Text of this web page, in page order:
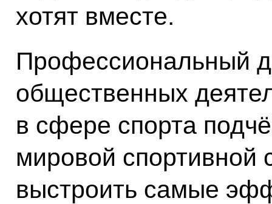
хотят вместе.
Профессиональный
общественных
в сфере спорта
мировой спортивной
выстроить самые